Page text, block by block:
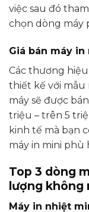
việc sau đó
chọn dòng máy
Giá bán máy in
Các thương
thiết kế với mẫu
máy sẽ được
triệu – trên 5
kinh tế mà bạn
máy in mini phù
Top 3 dòng
lượng không
Máy in nhiệt